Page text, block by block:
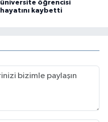
üniversite öğrencisi
hayatını kaybetti